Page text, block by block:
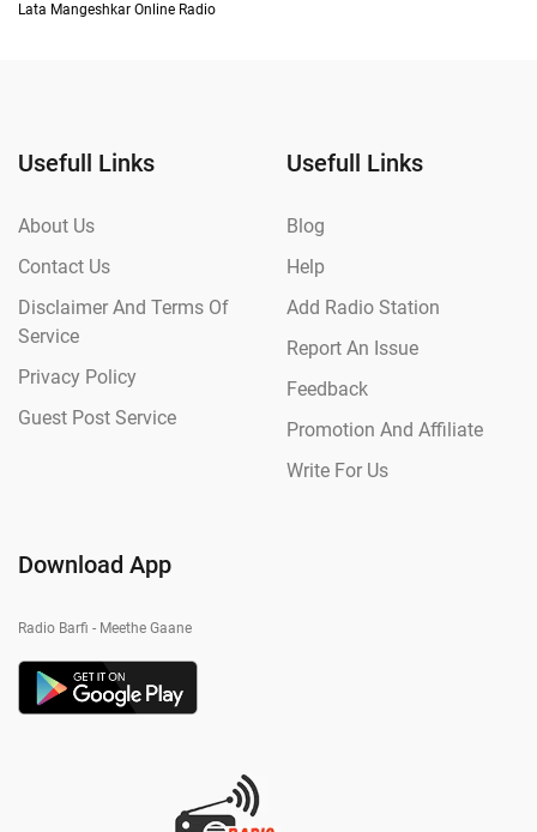
Lata Mangeshkar Online Radio
Usefull Links
About Us
Contact Us
Disclaimer And Terms Of
Service
Privacy Policy
Guest Post Service
Usefull Links
Blog
Help
Add Radio Station
Report An Issue
Feedback
Promotion And Affiliate
Write For Us
Download App
Radio Barfi - Meethe Gaane